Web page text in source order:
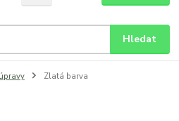
Hledat
Zlatá barva